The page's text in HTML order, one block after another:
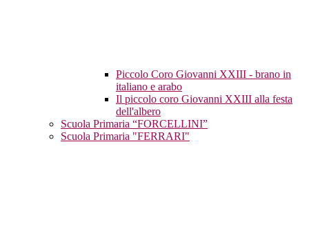
Piccolo Coro Giovanni XXIII - brano in
italiano e arabo
Il piccolo coro Giovanni XXIII alla festa
dell'albero
Scuola Primaria “FORCELLINI”
Scuola Primaria "FERRARI"